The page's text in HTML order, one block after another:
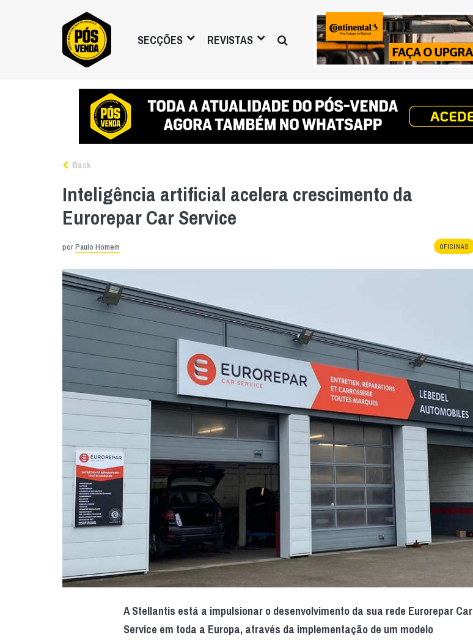
SECÇÕES REVISTAS
Back
Inteligência artificial acelera crescimento da
Eurorepar Car Service
porPaulo Homem OFICINAS
A Stellantis está a impulsionar o desenvolvimento da sua rede Eurorepar Car
Service em toda a Europa, através da implementação de um modelo